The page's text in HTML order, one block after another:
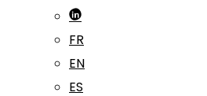
FR
EN
ES